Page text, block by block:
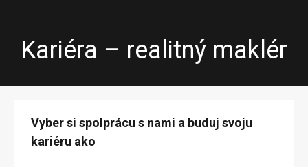
Kariéra – realitný maklér
Vyber si spolprácu s nami a buduj svoju
kariéru ako